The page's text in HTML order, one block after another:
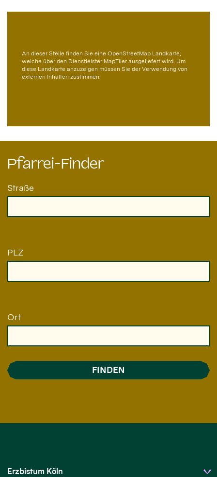
An dieser Stelle finden Sie eine OpenStreetMap Landkarte,
welche über den Dienstleister MapTiler ausgeliefert wird. Um
diese Landkarte anzuzeigen müssen Sie der Verwendung von
externen Inhalten zustimmen.
Pfarrei-Finder
Straße
PLZ
Ort
Erzbistum Köln